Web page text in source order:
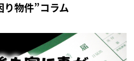
り物件”コラム